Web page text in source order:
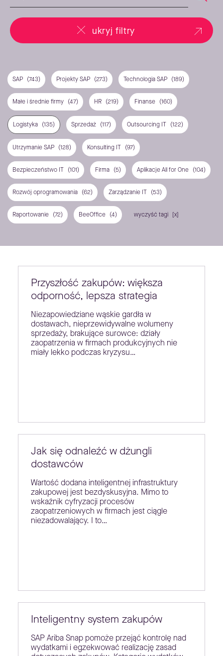
ukryj filtry
SAP (743) Projekty SAP (273) Technologia SAP (189)
Małe i średnie firmy (47) HR (219) Finanse (160)
Logistyka (135) Sprzedaż (117) Outsourcing IT (122)
Utrzymanie SAP (128) Konsulting IT (97)
Bezpieczeństwo IT (101) Firma (5) Aplikacje All for One (104)
Rozwój oprogramowania (62) Zarządzanie IT (53)
Raportowanie (72) BeeOffice (4) wyczyść tagi
Przyszłość zakupów: większa
odporność, lepsza strategia
Niezapowiedziane wąskie gardła w
dostawach, nieprzewidywalne wolumeny
sprzedaży, brakujące surowce: działy
zaopatrzenia w firmach produkcyjnych nie
miały lekko podczas kryzysu…
Jak się odnaleźć w dżungli
dostawców
Wartość dodana inteligentnej infrastruktury
zakupowej jest bezdyskusyjna. Mimo to
wskaźnik cyfryzacji procesów
zaopatrzeniowych w firmach jest ciągle
niezadowalający. I to…
Inteligentny system zakupów
SAP Ariba Snap pomoże przejąć kontrolę nad
wydatkami i egzekwować realizację zasad